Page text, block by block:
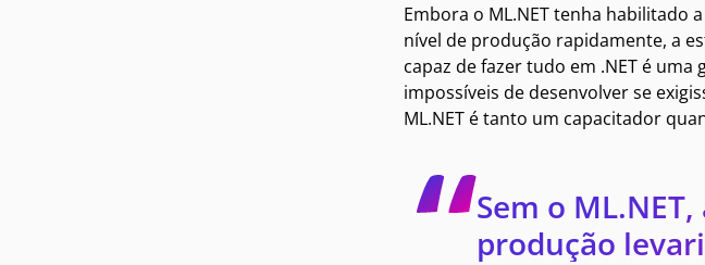
Embora o ML.NET tenha habilitado
nível de produção rapidamente, a
capaz de fazer tudo em .NET é
impossíveis de desenvolver se
ML.NET é tanto um capacitador
Sem o
produção